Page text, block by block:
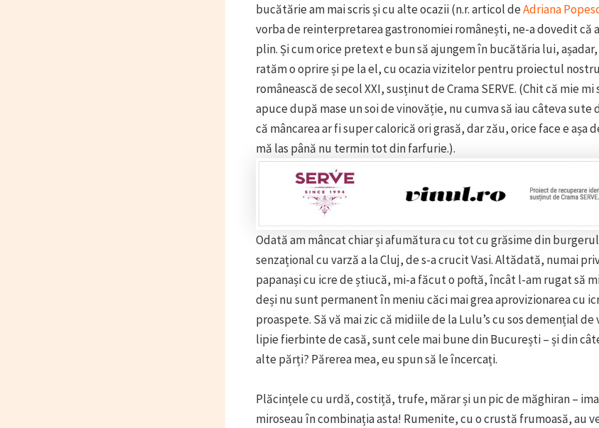
bucătărie am mai scris și cu alte ocazii (n.r. articol deAdriana
vorba de reinterpretarea gastronomiei românești, ne-a dovedit că
plin. Și cum orice pretext e bun să ajungem în bucătăria lui,
ratăm o oprire și pe la el, cu ocazia vizitelor pentru proiectul
românească de secol XXI, susținut de Crama SERVE. (Chit că mie
apuce după mase un soi de vinovăție, nu cumva să iau câteva sute
că mâncarea ar fi super calorică ori grasă, dar zău, orice face e așa
mă las până nu termin tot din farfurie.).
Odată am mâncat chiar și afumătura cu tot cu grăsime din
senzațional cu varză a la Cluj, de s-a crucit Vasi. Altădată, numai
papanași cu icre de știucă, mi-a făcut o poftă, încât l-am rugat să
deși nu sunt permanent în meniu căci mai grea aprovizionarea cu
proaspete. Să vă mai zic că midiile de la Lulu’s cu sos demențial
lipie fierbinte de casă, sunt cele mai bune din București – și din
alte părți? Părerea mea, eu spun să le încercați.
Plăcințele cu urdă, costiță, trufe, mărar și un pic de măghiran –
miroseau în combinația asta! Rumenite, cu o crustă frumoasă, au